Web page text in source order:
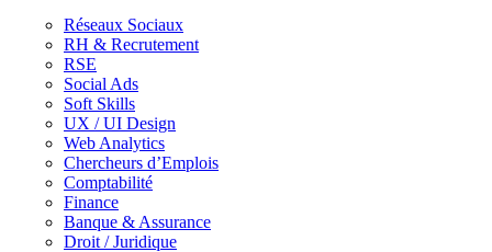
Réseaux Sociaux
RH & Recrutement
RSE
Social Ads
Soft Skills
UX / UI Design
Web Analytics
Chercheurs d’Emplois
Comptabilité
Finance
Banque & Assurance
Droit / Juridique